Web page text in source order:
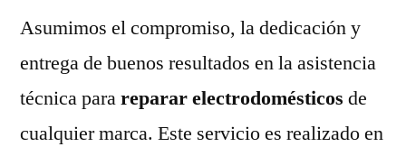
Asumimos el compromiso, la dedicación y
entrega de buenos resultados en la asistencia
técnica parareparar electrodomésticos de
cualquier marca. Este servicio es realizado en